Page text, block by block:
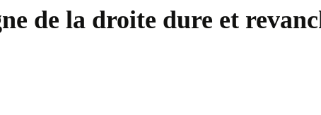
de la droite dure et